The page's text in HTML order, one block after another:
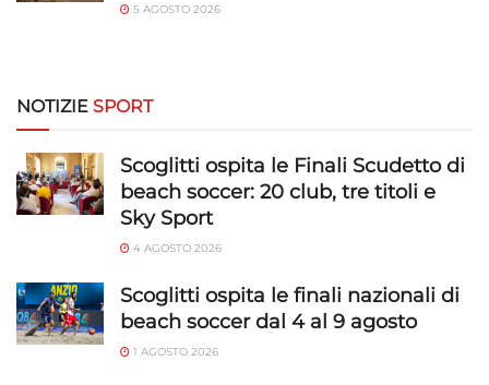
5 AGOSTO 2026
NOTIZIE SPORT
Scoglitti ospita le Finali Scudetto di
beach soccer: 20 club, tre titoli e
Sky Sport
4 AGOSTO 2026
Scoglitti ospita le finali nazionali di
beach soccer dal 4 al 9 agosto
1 AGOSTO 2026